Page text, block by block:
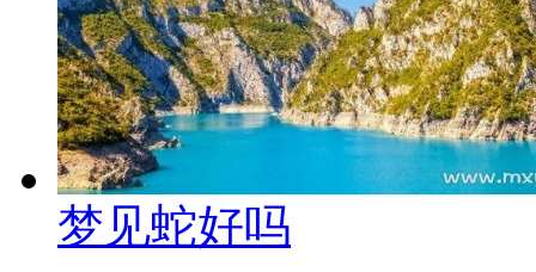
梦见蛇好吗